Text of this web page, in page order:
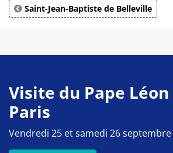
Saint-Jean-Baptiste de Belleville
Visite du Pape Léon
Paris
Vendredi 25 et samedi 26 septembre